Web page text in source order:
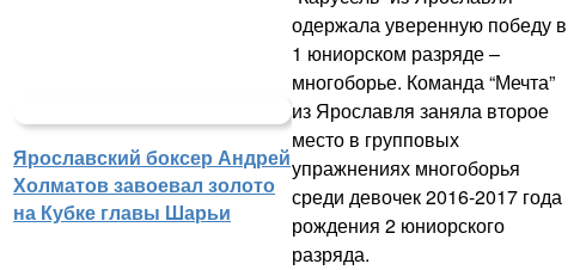
Ярославский боксер Андрей
Холматов завоевал золото
на Кубке главы Шарьи
одержала уверенную победу в
1 юниорском разряде –
многоборье. Команда “Мечта”
из Ярославля заняла второе
место в групповых
упражнениях многоборья
среди девочек 2016-2017 года
рождения 2 юниорского
разряда.